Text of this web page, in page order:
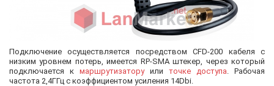
Подключение осуществляется посредством CFD-200 кабеля с
низким уровнем потерь, имеется RP-SMA штекер, через который
подключается к маршрутизаторуили точке доступа . Рабочая
частота 2,4ГГц с коэффициентом усиления 14Dbi.